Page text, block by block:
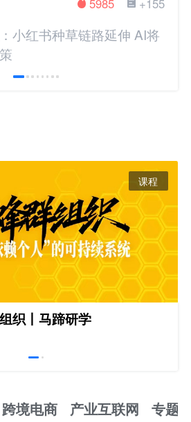
+155
5985
小红书种草链路延伸 AI将
课程
织丨马蹄研学
跨境电商 产业互联网 专题